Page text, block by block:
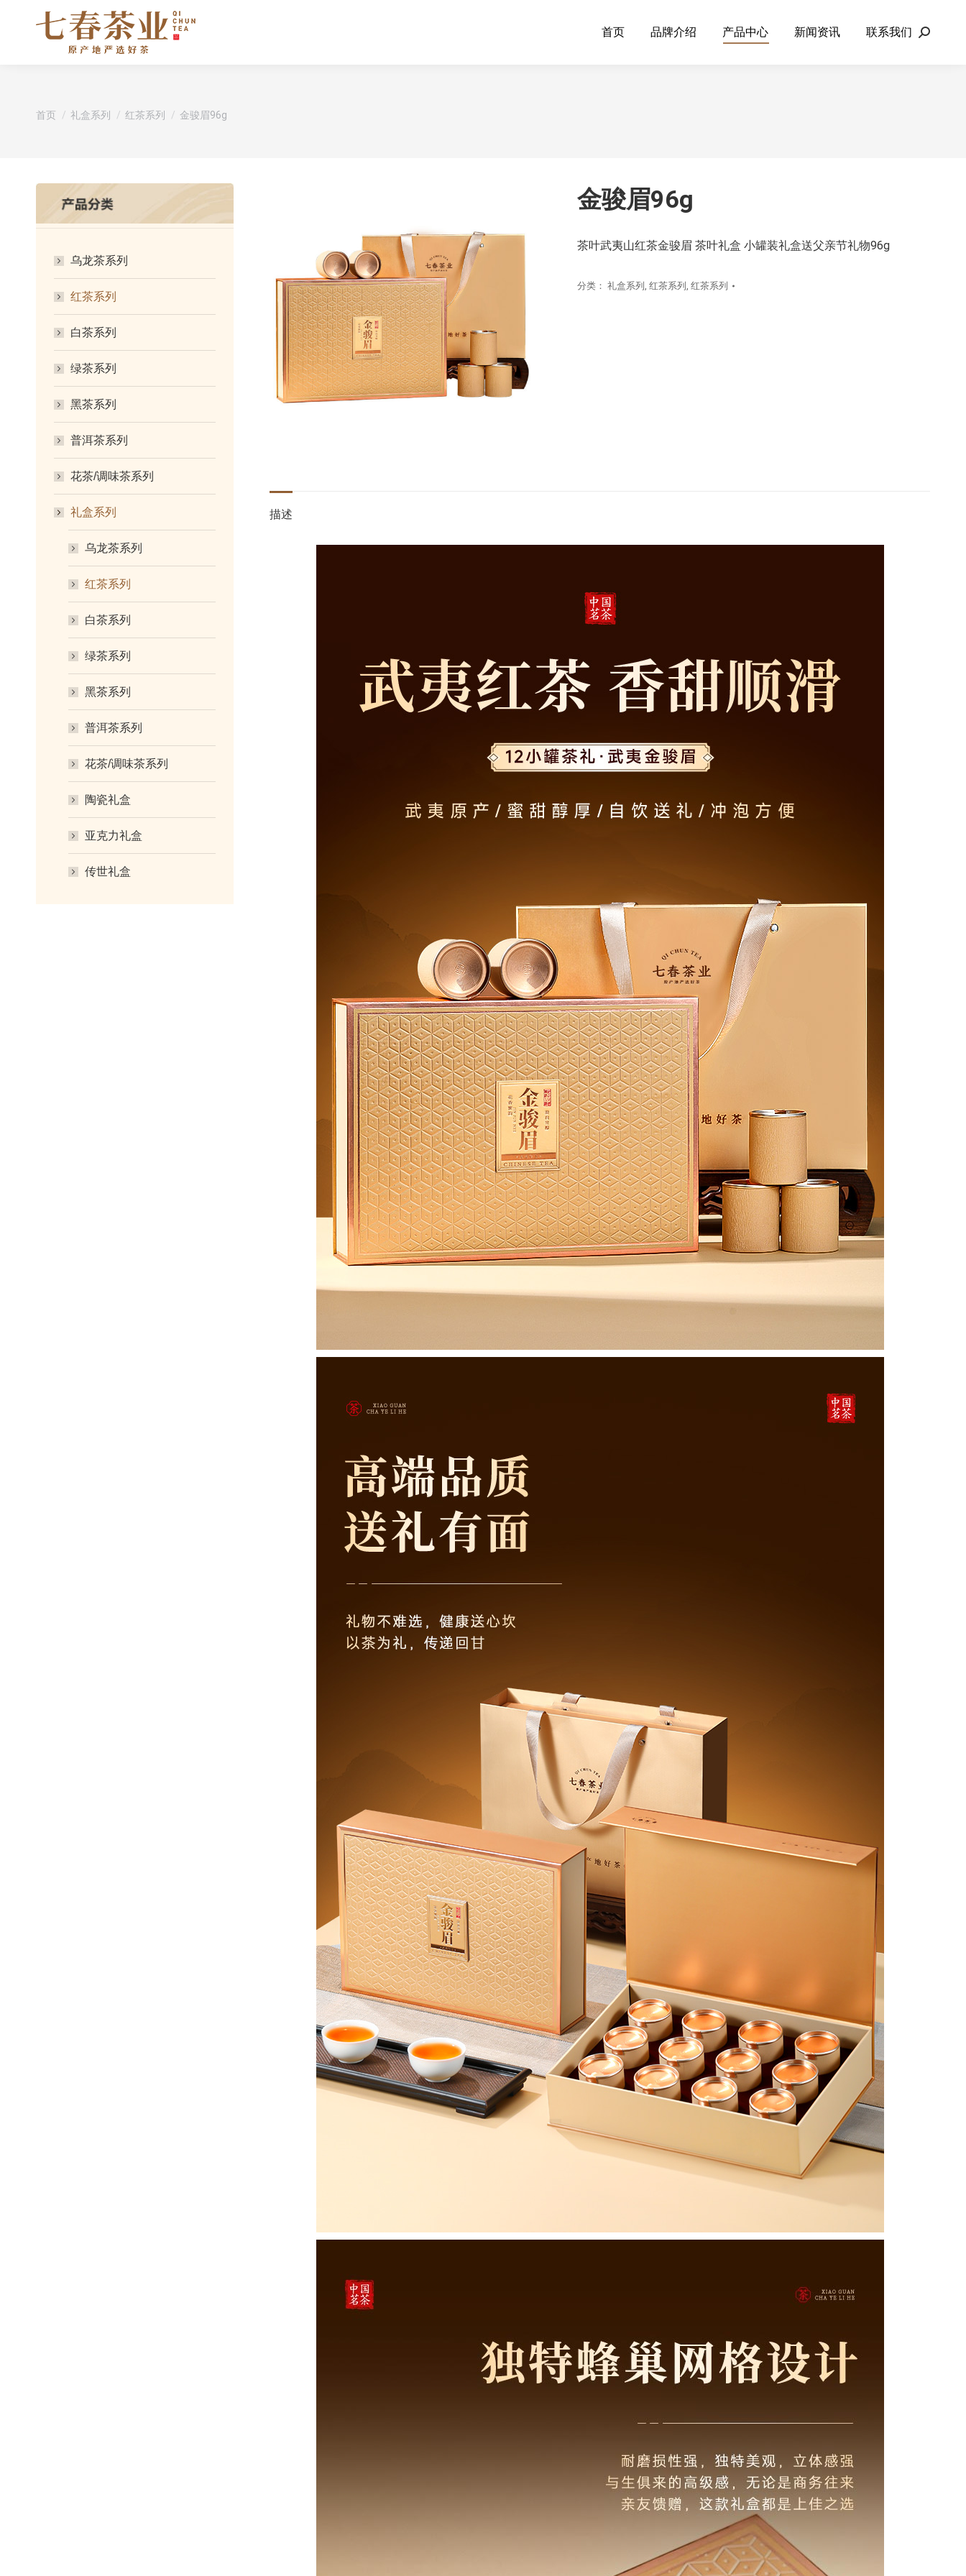
首页 品牌介绍 产品中心 新闻资讯 联系我们 Search:
您在这里：
首页 礼盒系列 红茶系列 金骏眉96g
金骏眉96g
茶叶武夷山红茶金骏眉 茶叶礼盒 小罐装礼盒送父亲节礼物96g
分类： 礼盒系列 , 红茶系列 , 红茶系列
描述
乌龙茶系列
红茶系列
白茶系列
绿茶系列
黑茶系列
普洱茶系列
花茶/调味茶系列
礼盒系列
乌龙茶系列
红茶系列
白茶系列
绿茶系列
黑茶系列
普洱茶系列
花茶/调味茶系列
陶瓷礼盒
亚克力礼盒
传世礼盒